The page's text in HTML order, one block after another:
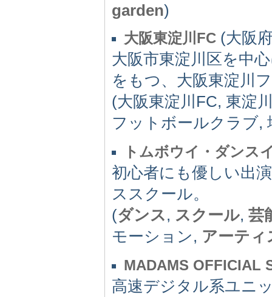
garden)
大阪東淀川FC (大阪
大阪市東淀川区を中
をもつ、大阪東淀川
(大阪東淀川FC, 東淀
フットボールクラブ,
トムボウイ・ダンス
初心者にも優しい出
ススクール。
(ダンス, スクール, 芸
モーション, アーティ
MADAMS OFFICIAL
高速デジタル系ユニ